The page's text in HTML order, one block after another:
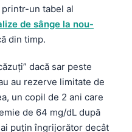
un tabel al
de sânge la nou-
din timp.
dacă sar peste
au rezerve limitate de
un copil de 2 ani care
de 64 mg/dL după
puțin îngrijorător decât